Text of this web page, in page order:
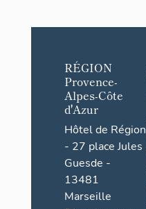
RÉGION
Provence-
Alpes-Côte
d'Azur
Hôtel de Région
- 27 place Jules
Guesde -
13481
Marseille